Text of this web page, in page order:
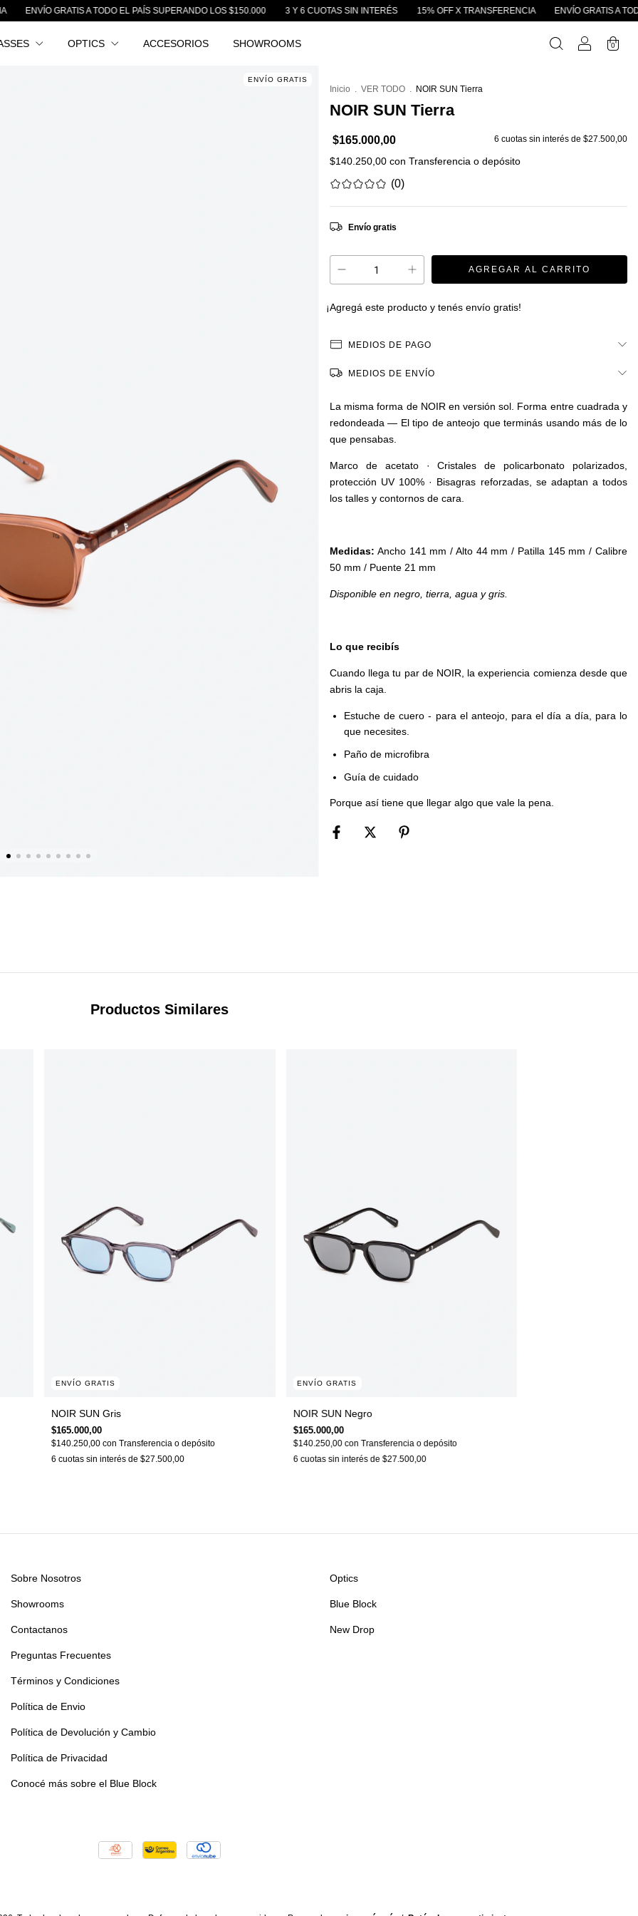
A TODO EL PAÍS SUPERANDO LOS $150.000 3 Y 6 CUOTAS SIN INTERÉS 15% OFF X TRANSFERENCIA ENVÍO GRATIS A TODO EL PAÍS
OPTICS ACCESORIOS SHOWROOMS 0
ENVÍO GRATIS
Inicio . VER TODO . NOIR SUN Tierra
NOIR SUN Tierra
$165.000,00 6 cuotas sin interés de $27.500,00
$140.250,00 con Transferencia o depósito
(0)
Envío gratis
¡Agregá este producto y tenés envío gratis!
MEDIOS DE PAGO
MEDIOS DE ENVÍO
La misma forma de NOIR en versión sol. Forma entre cuadrada y
redondeada — El tipo de anteojo que terminás usando más de lo
que pensabas.
Marco de acetato · Cristales de policarbonato polarizados,
protección UV 100% · Bisagras reforzadas, se adaptan a todos
los talles y contornos de cara.
Medidas: Ancho 141 mm / Alto 44 mm / Patilla 145 mm / Calibre
50 mm / Puente 21 mm
Disponible en negro, tierra, agua y gris.
Lo que recibís
Cuando llega tu par de NOIR, la experiencia comienza desde que
abris la caja.
Estuche de cuero - para el anteojo, para el día a día, para lo
que necesites.
Paño de microfibra
Guía de cuidado
Porque así tiene que llegar algo que vale la pena.
Productos Similares
ENVÍO GRATIS
NOIR SUN Gris
$165.000,00
$140.250,00 con Transferencia o depósito
6 cuotas sin interés de $27.500,00
ENVÍO GRATIS
NOIR SUN Negro
$165.000,00
$140.250,00 con Transferencia o depósito
6 cuotas sin interés de $27.500,00
Sobre Nosotros
Showrooms
Contactanos
Preguntas Frecuentes
Términos y Condiciones
Política de Envio
Política de Devolución y Cambio
Política de Privacidad
Conocé más sobre el Blue Block
Optics
Blue Block
New Drop